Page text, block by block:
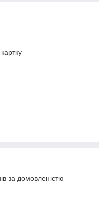
за домовленістю